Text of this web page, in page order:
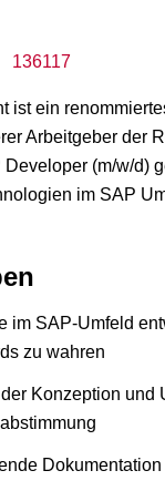
136117
ist ein
Arbeitgeber der
(m/w/d)
im SAP
im SAP-Umfeld
zu wahren
Konzeption und